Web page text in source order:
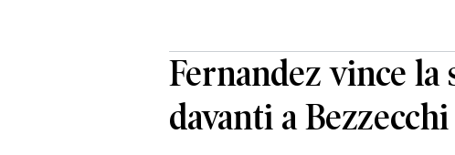
Fernandez vince
davanti a Bezzecchi